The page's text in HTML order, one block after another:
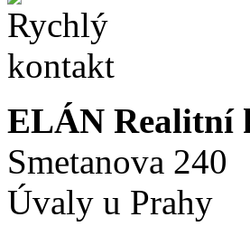
ELÁN Realitní
Smetanova 240
Úvaly u Prahy